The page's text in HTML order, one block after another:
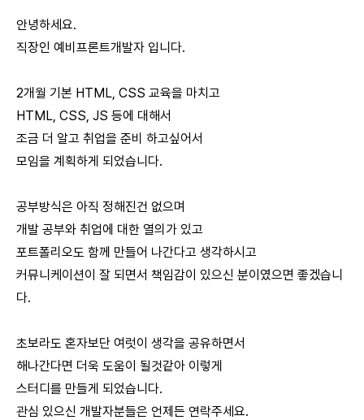
안녕하세요.
직장인 예비프론트개발자 입니다.
2개월 기본 HTML, CSS 교육을 마치고
HTML, CSS, JS 등에 대해서
조금 더 알고 취업을 준비 하고싶어서
모임을 계획하게 되었습니다.
공부방식은 아직 정해진건 없으며
개발 공부와 취업에 대한 열의가 있고
포트폴리오도 함께 만들어 나간다고 생각하시고
커뮤니케이션이 잘 되면서 책임감이 있으신 분이였으면 좋겠습니
다.
초보라도 혼자보단 여럿이 생각을 공유하면서
해나간다면 더욱 도움이 될것같아 이렇게
스터디를 만들게 되었습니다.
관심 있으신 개발자분들은 언제든 연락주세요.